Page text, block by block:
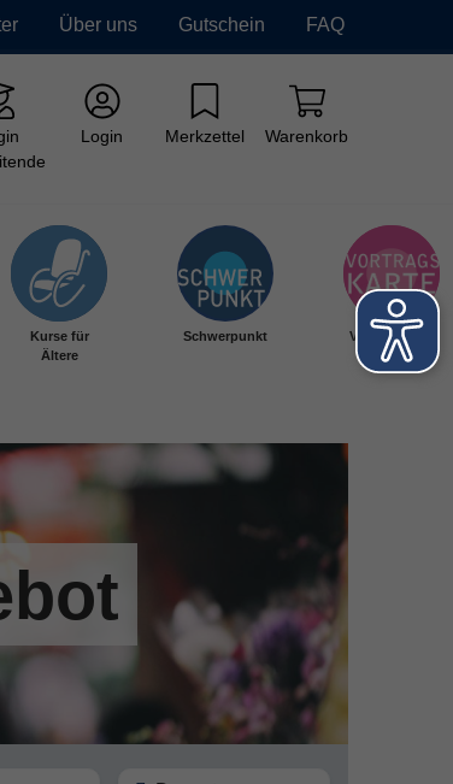
Über uns Gutschein FAQ
Login Merkzettel Warenkorb
Kurse für
Ältere
Schwerpunkt Vortragskarte